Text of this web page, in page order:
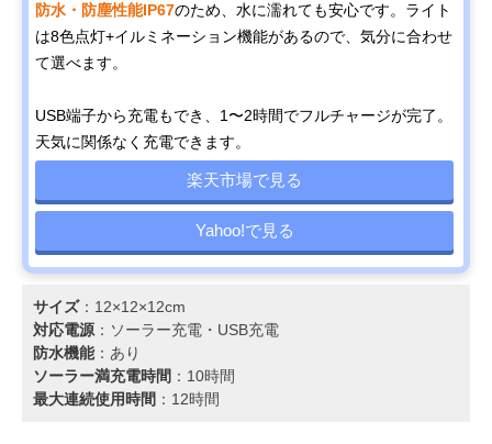
防水・防塵性能IP67のため、水に濡れても安心です。ライト
は8色点灯+イルミネーション機能があるので、気分に合わせ
て選べます。
USB端子から充電もでき、1〜2時間でフルチャージが完了。
天気に関係なく充電できます。
楽天市場で見る
Yahoo!で見る
サイズ：12×12×12cm
対応電源：‎ソーラー充電・USB充電
防水機能：あり
ソーラー満充電時間 ：10時間
最大連続使用時間 ：12時間